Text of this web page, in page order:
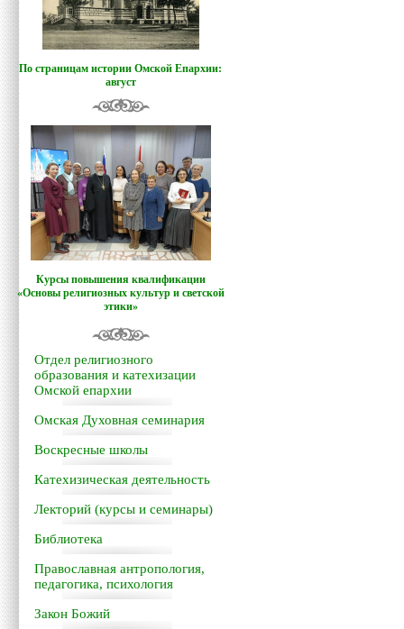
По страницам истории Омской Епархии:
август
Курсы повышения квалификации
«Основы религиозных культур и светской
этики»
Отдел религиозного
образования и катехизации
Омской епархии
Омская Духовная семинария
Воскресные школы
Катехизическая деятельность
Лекторий (курсы и семинары)
Библиотека
Православная антропология,
педагогика, психология
Закон Божий